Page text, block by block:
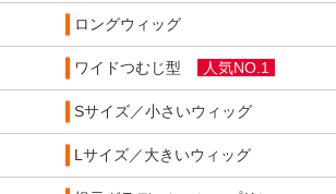
ロングウィッグ
ワイドつむじ型 人気NO.1
Sサイズ／小さいウィッグ
Lサイズ／大きいウィッグ